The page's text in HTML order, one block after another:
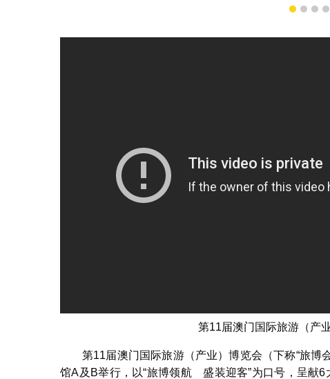
“美酒荟”首度
1 2 3 4
第11届澳门国际旅游（产
第11届澳门国际旅游（产业）博览会（下称“旅博
馆A及B举行，以“旅博领航 盛装迎客”为口号，呈献6